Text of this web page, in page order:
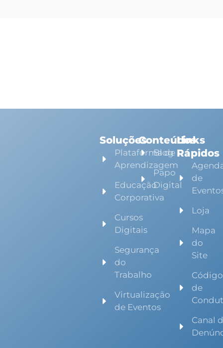
Soluções
Plataforma de
Aprendizagem
Educação
Corporativa
Cursos
Digitais
Segurança
do
Trabalho
Virtualização
de Eventos
Conteúdos
Blog
Papo
Digital
Links
Rápidos
de
Loja
Mapa
do
Site
Código
de
Canal